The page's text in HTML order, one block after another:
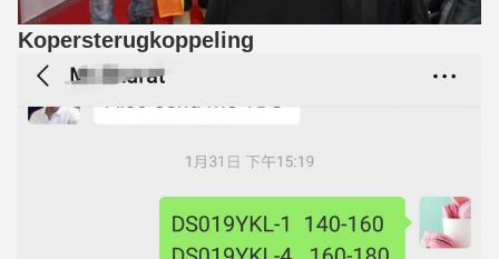
Kopersterugkoppeling